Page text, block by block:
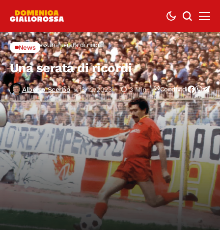
Home News Una serata di ricordi
News
Una serata di ricordi
Alberto Scerbo 13/12/2023 3 Min Condividi